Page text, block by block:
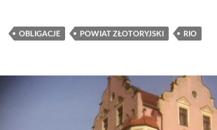
OBLIGACJE POWIAT ZŁOTORYJSKI RIO